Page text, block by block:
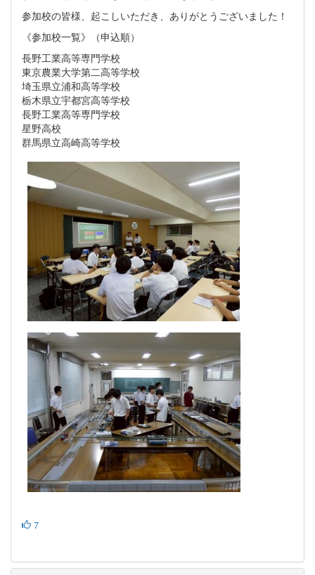
参加校の皆様、起こしいただき、ありがとうございました！
《参加校一覧》（申込順）
長野工業高等専門学校
東京農業大学第二高等学校
埼玉県立浦和高等学校
栃木県立宇都宮高等学校
長野工業高等専門学校
星野高校
群馬県立高崎高等学校
7